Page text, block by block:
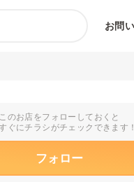
お問
このお店をフォローしておくと
ぐにチラシがチェックできます！
フォロー